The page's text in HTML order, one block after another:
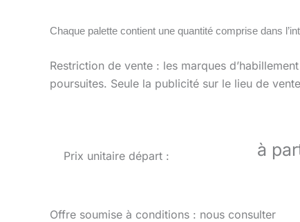
Chaque palette contient une quantité comprise dans
Restriction de vente : les marques
poursuites. Seule la publicité sur le lieu de
Prix unitaire départ : à
Offre soumise à conditions : nous consulter